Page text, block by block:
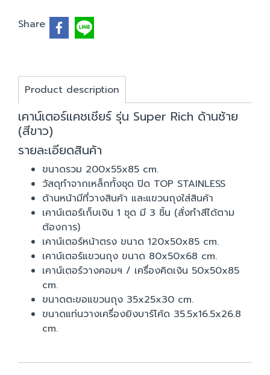
Share
Product description
เคาน์เตอร์แคชเชียร์ รุ่น Super Rich ด้านซ้าย
(สีขาว)
รายละเอียดสินค้า
ขนาดรวม 200x55x85 cm.
วัสดุทำจากเหล็กทั้งชุด ปิด TOP STAINLESS
ด้านหน้ามีที่วางสินค้า และแขวนถุงใส่สินค้า
เคาน์เตอร์เก็บเงิน 1 ชุด มี 3 ชิ้น (สั่งทำสีได้ตาม
ต้องการ)
เคาน์เตอร์หน้าตรง ขนาด 120x50x85 cm.
เคาน์เตอร์แขวนถุง ขนาด 80x50x68 cm.
เคาน์เตอร์วางคอมฯ / เครื่องคิดเงิน 50x50x85
cm.
ขนาดตะขอแขวนถุง 35x25x30 cm.
ขนาดแท่นวางเครื่องยิงบาร์โค้ด 35.5x16.5x26.8
cm.